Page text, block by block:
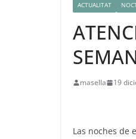
ACTUALITAT
masella 19
Las noches de